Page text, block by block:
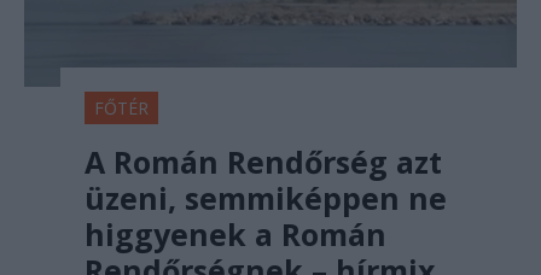
FŐTÉR
A Román Rendőrség azt
üzeni, semmiképpen ne
higgyenek a Román